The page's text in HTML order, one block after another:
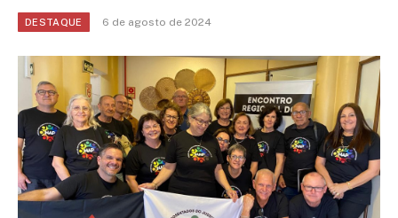
DESTAQUE 6 de agosto de 2024